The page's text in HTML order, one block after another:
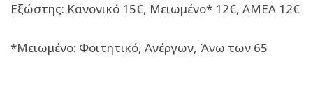
Εξώστης: Κανονικό 15€, Μειωμένο* 12€, ΑΜΕΑ 12€
*Μειωμένο: Φοιτητικό, Ανέργων, Άνω των 65